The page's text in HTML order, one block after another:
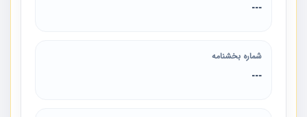
---
شماره بخشنامه
---